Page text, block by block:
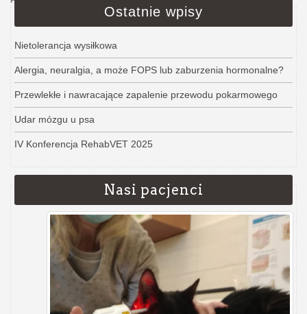
Ostatnie wpisy
Nietolerancja wysiłkowa
Alergia, neuralgia, a może FOPS lub zaburzenia hormonalne?
Przewlekłe i nawracające zapalenie przewodu pokarmowego
Udar mózgu u psa
IV Konferencja RehabVET 2025
Nasi pacjenci